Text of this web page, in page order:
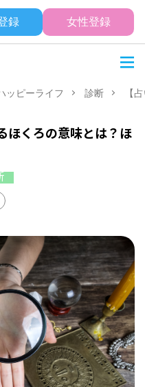
録 女性登録
ッピーライフ 診断 【
ほくろの意味とは？ほ